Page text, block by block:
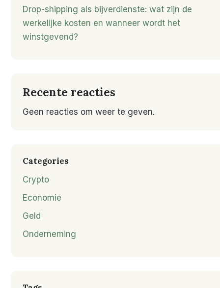
Drop-shipping als bijverdienste: wat zijn de
werkelijke kosten en wanneer wordt het
winstgevend?
Recente reacties
Geen reacties om weer te geven.
Categories
Crypto
Economie
Geld
Onderneming